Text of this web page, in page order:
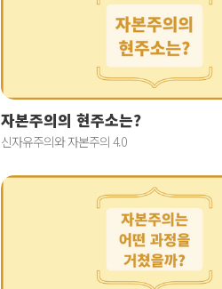
자본주의의 현주소는?
신자유주의와 자본주의 4.0